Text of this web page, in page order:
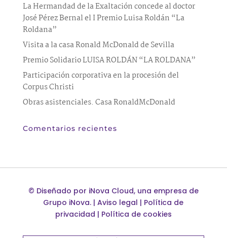
La Hermandad de la Exaltación concede al doctor
José Pérez Bernal el I Premio Luisa Roldán “La
Roldana”
Visita a la casa Ronald McDonald de Sevilla
Premio Solidario LUISA ROLDÁN “LA ROLDANA”
Participación corporativa en la procesión del
Corpus Christi
Obras asistenciales. Casa RonaldMcDonald
Comentarios recientes
© Diseñado por iNova Cloud, una empresa de
Grupo iNova. |Aviso legal | Política de
privacidad | Política de cookies